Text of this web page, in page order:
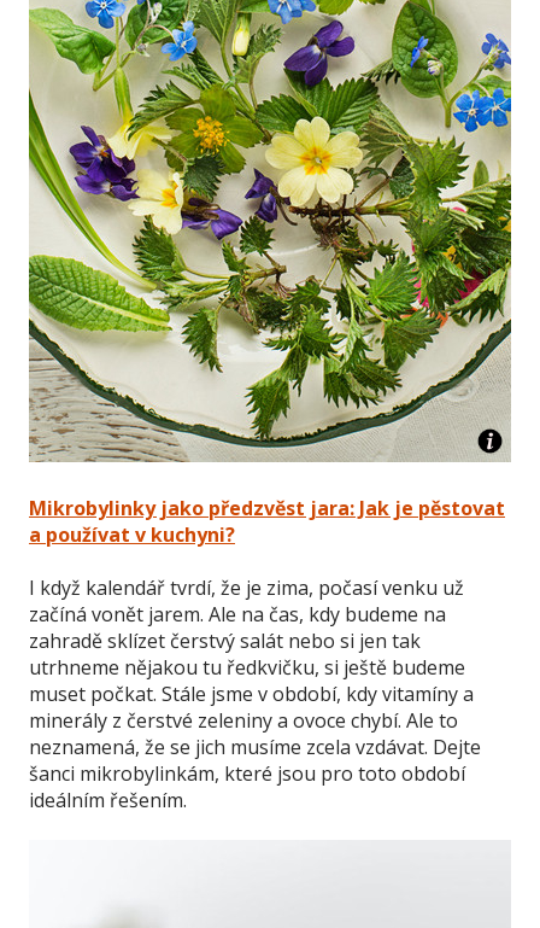
Mikrobylinky jako předzvěst jara: Jak je pěstovat
a používat v kuchyni?
I když kalendář tvrdí, že je zima, počasí venku už
začíná vonět jarem. Ale na čas, kdy budeme na
zahradě sklízet čerstvý salát nebo si jen tak
utrhneme nějakou tu ředkvičku, si ještě budeme
muset počkat. Stále jsme v období, kdy vitamíny a
minerály z čerstvé zeleniny a ovoce chybí. Ale to
neznamená, že se jich musíme zcela vzdávat. Dejte
šanci mikrobylinkám, které jsou pro toto období
ideálním řešením.